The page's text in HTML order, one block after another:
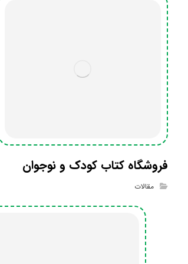
فروشگاه کتاب کودک و نوجوان
مقالات